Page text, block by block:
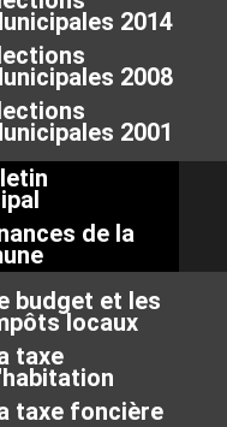
2014
2008
2001
de la
budget et les
locaux
taxe
taxe foncière